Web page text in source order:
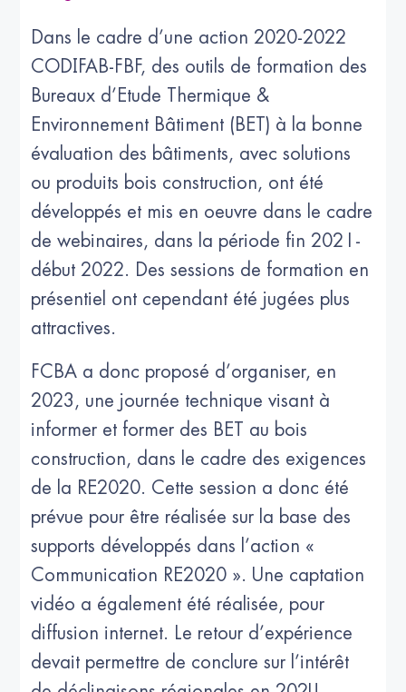
Dans le cadre d’une action 2020-2022
CODIFAB-FBF, des outils de formation des
Bureaux d’Etude Thermique &
Environnement Bâtiment (BET) à la bonne
évaluation des bâtiments, avec solutions
ou produits bois construction, ont été
développés et mis en oeuvre dans le cadre
de webinaires, dans la période fin 2021-
début 2022. Des sessions de formation en
présentiel ont cependant été jugées plus
attractives.
FCBA a donc proposé d’organiser, en
2023, une journée technique visant à
informer et former des BET au bois
construction, dans le cadre des exigences
de la RE2020. Cette session a donc été
prévue pour être réalisée sur la base des
supports développés dans l’action «
Communication RE2020 ». Une captation
vidéo a également été réalisée, pour
diffusion internet. Le retour d’expérience
devait permettre de conclure sur l’intérêt